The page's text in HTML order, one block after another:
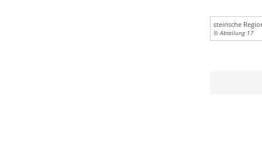
steirische
© Abteilung 17